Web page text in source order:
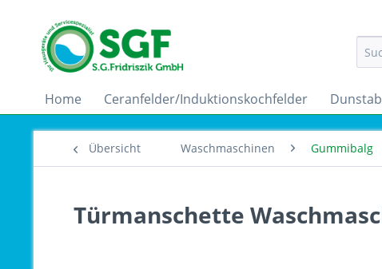
Home Ceranfelder/Induktionskochfelder
Übersicht Waschmaschinen Gummibalg
Türmanschette